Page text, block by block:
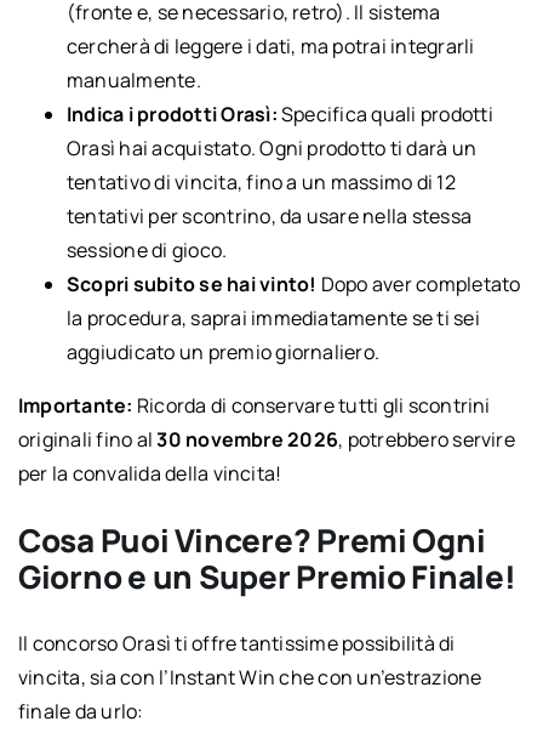
(fronte e, se necessario, retro). Il sistema
cercherà di leggere i dati, ma potrai integrarli
manualmente.
Indica i prodotti Orasì:Specifica quali prodotti
Orasì hai acquistato. Ogni prodotto ti darà un
tentativo di vincita, fino a un massimo di 12
tentativi per scontrino, da usare nella stessa
sessione di gioco.
Scopri subito se hai vinto! Dopo aver completato
la procedura, saprai immediatamente se ti sei
aggiudicato un premio giornaliero.
Importante: Ricorda di conservare tutti gli scontrini
originali fino al30 novembre 2026, potrebbero servire
per la convalida della vincita!
Cosa Puoi Vincere? Premi Ogni
Giorno e un Super Premio Finale!
Il concorso Orasì ti offre tantissime possibilità di
vincita, sia con l’Instant Win che con un’estrazione
finale da urlo: